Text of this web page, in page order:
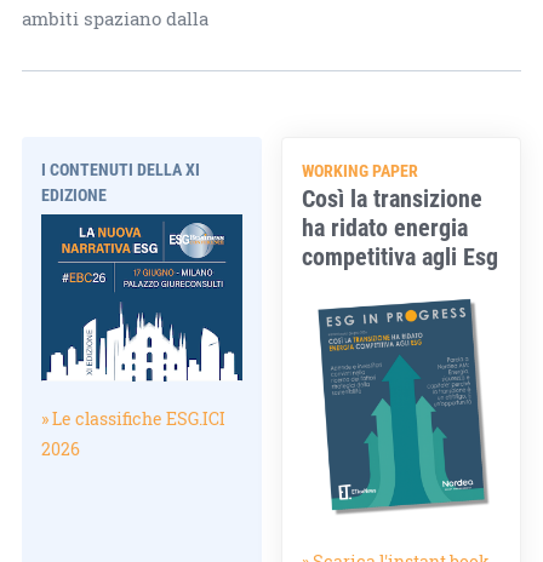
ambiti spaziano dalla
I CONTENUTI DELLA XI
EDIZIONE
» Le classifiche ESG.ICI
2026
WORKING PAPER
Così la transizione
ha ridato energia
competitiva agli Esg